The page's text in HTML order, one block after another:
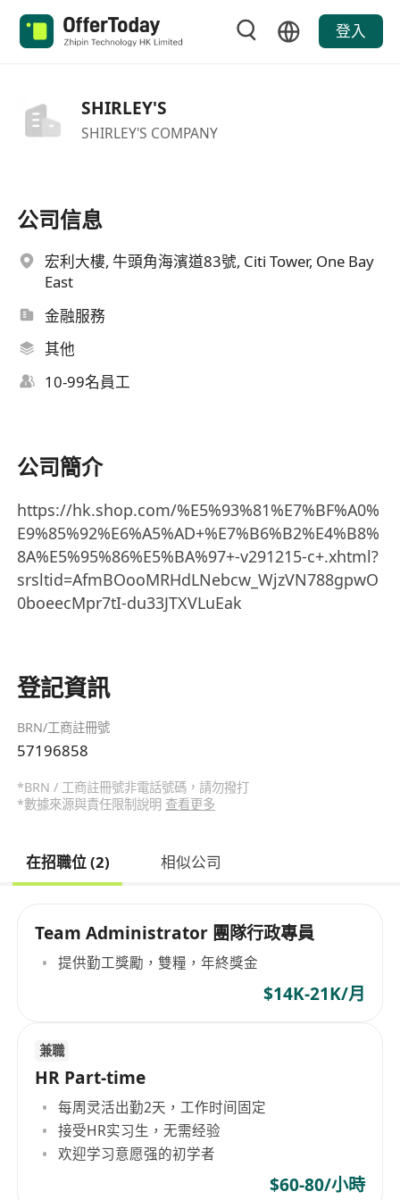
登入
SHIRLEY'S
SHIRLEY'S COMPANY
公司信息
宏利大樓, 牛頭角海濱道83號, Citi Tower, One Bay
East
金融服務
其他
10-99名員工
公司簡介
https://hk.shop.com/%E5%93%81%E7%BF%A0%
E9%85%92%E6%A5%AD+%E7%B6%B2%E4%B8%
8A%E5%95%86%E5%BA%97+-v291215-c+.xhtml?
srsltid=AfmBOooMRHdLNebcw_WjzVN788gpwO
0boeecMpr7tI-du33JTXVLuEak
登記資訊
BRN/工商註冊號
57196858
*BRN / 工商註冊號非電話號碼，請勿撥打
*數據來源與責任限制說明 查看更多
在招職位 (2) 相似公司
Team Administrator 團隊行政專員
提供勤工獎勵，雙糧，年終獎金
$14K-21K/月
兼職
HR Part-time
每周灵活出勤2天，工作时间固定
接受HR实习生，无需经验
欢迎学习意愿强的初学者
$60-80/小時